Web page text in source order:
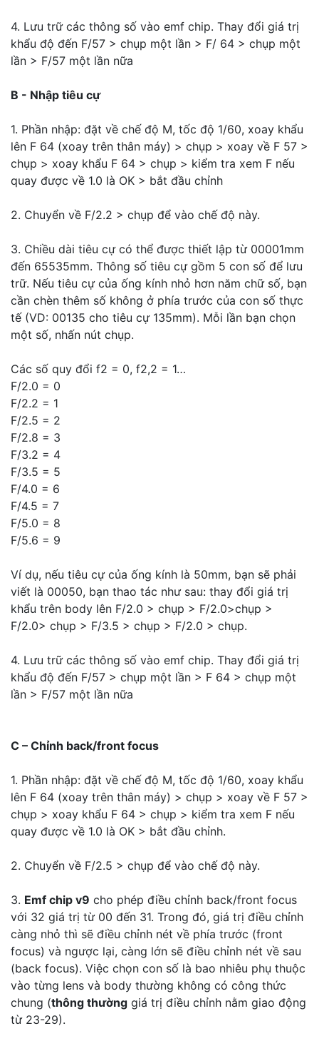
4. Lưu trữ các thông số vào emf chip. Thay đổi giá trị
khẩu độ đến F/57 > chụp một lần > F/ 64 > chụp một
lần > F/57 một lần nữa
B - Nhập tiêu cự
1. Phần nhập: đặt về chế độ M, tốc độ 1/60, xoay khẩu
lên F 64 (xoay trên thân máy) > chụp > xoay về F 57 >
chụp > xoay khẩu F 64 > chụp > kiểm tra xem F nếu
quay được về 1.0 là OK > bắt đầu chỉnh
2. Chuyển về F/2.2 > chụp để vào chế độ này.
3. Chiều dài tiêu cự có thể được thiết lập từ 00001mm
đến 65535mm. Thông số tiêu cự gồm 5 con số để lưu
trữ. Nếu tiêu cự của ống kính nhỏ hơn năm chữ số, bạn
cần chèn thêm số không ở phía trước của con số thực
tế (VD: 00135 cho tiêu cự 135mm). Mỗi lần bạn chọn
một số, nhấn nút chụp.
Các số quy đổi f2 = 0, f2,2 = 1…
F/2.0 = 0
F/2.2 = 1
F/2.5 = 2
F/2.8 = 3
F/3.2 = 4
F/3.5 = 5
F/4.0 = 6
F/4.5 = 7
F/5.0 = 8
F/5.6 = 9
Ví dụ, nếu tiêu cự của ống kính là 50mm, bạn sẽ phải
viết là 00050, bạn thao tác như sau: thay đổi giá trị
khẩu trên body lên F/2.0 > chụp > F/2.0>chụp >
F/2.0> chụp > F/3.5 > chụp > F/2.0 > chụp.
4. Lưu trữ các thông số vào emf chip. Thay đổi giá trị
khẩu độ đến F/57 > chụp một lần > F 64 > chụp một
lần > F/57 một lần nữa
C – Chỉnh back/front focus
1. Phần nhập: đặt về chế độ M, tốc độ 1/60, xoay khẩu
lên F 64 (xoay trên thân máy) > chụp > xoay về F 57 >
chụp > xoay khẩu F 64 > chụp > kiểm tra xem F nếu
quay được về 1.0 là OK > bắt đầu chỉnh.
2. Chuyển về F/2.5 > chụp để vào chế độ này.
3. Emf chip v9 cho phép điều chỉnh back/front focus
với 32 giá trị từ 00 đến 31. Trong đó, giá trị điều chỉnh
càng nhỏ thì sẽ điều chỉnh nét về phía trước (front
focus) và ngược lại, càng lớn sẽ điều chỉnh nét về sau
(back focus). Việc chọn con số là bao nhiêu phụ thuộc
vào từng lens và body thường không có công thức
chung (thông thường giá trị điều chỉnh nằm giao động
từ 23-29).